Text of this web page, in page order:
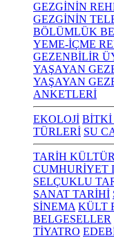
GEZGİNİN
GEZGİNİN
BÖLÜMLÜK
YEME-İÇME
GEZENBİLİR
YAŞAYAN
YAŞAYAN
ANKETLERİ
EKOLOJİ BİTKİ
TÜRLERİ SU
TARİH
CUMHURİYET
SELÇUKLU
SANAT TARİHİ
SİNEMA KÜLT
BELGESELLER
TİYATRO